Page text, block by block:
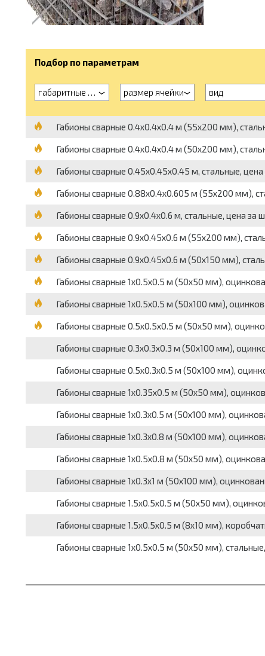
Подбор по параметрам
габаритные размеры размер ячейки вид
Габионы сварные 0.4х0.4х0.4 м (55х200 мм),
Габионы сварные 0.4х0.4х0.4 м (50х200 мм),
Габионы сварные 0.45х0.45х0.45 м, стальные, цена
Габионы сварные 0.88х0.4х0.605 м (55х200 мм),
Габионы сварные 0.9х0.4х0.6 м, стальные, цена за
Габионы сварные 0.9х0.45х0.6 м (55х200 мм),
Габионы сварные 0.9х0.45х0.6 м (50х150 мм),
Габионы сварные 1х0.5х0.5 м (50х50 мм),
Габионы сварные 1х0.5х0.5 м (50х100 мм),
Габионы сварные 0.5х0.5х0.5 м (50х50 мм),
Габионы сварные 0.3х0.3х0.3 м (50х100 мм),
Габионы сварные 0.5х0.3х0.5 м (50х100 мм),
Габионы сварные 1х0.35х0.5 м (50х50 мм),
Габионы сварные 1х0.3х0.5 м (50х100 мм),
Габионы сварные 1х0.3х0.8 м (50х100 мм),
Габионы сварные 1х0.5х0.8 м (50х50 мм),
Габионы сварные 1х0.3х1 м (50х100 мм),
Габионы сварные 1.5х0.5х0.5 м (50х50 мм),
Габионы сварные 1.5х0.5х0.5 м (8х10 мм),
Габионы сварные 1х0.5х0.5 м (50х50 мм),